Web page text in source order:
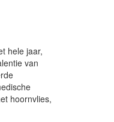
hele jaar,
van
hoornvlies,